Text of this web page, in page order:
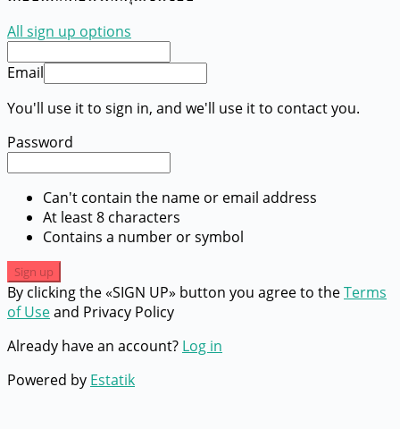
All sign up options
Email
You'll use it to sign in, and we'll use it to contact you.
Password
Can't contain the name or email address
At least 8 characters
Contains a number or symbol
Sign up
By clicking the «SIGN UP» button you agree to theTerms
of Useand Privacy Policy
Already have an account? Log in
Powered by Estatik